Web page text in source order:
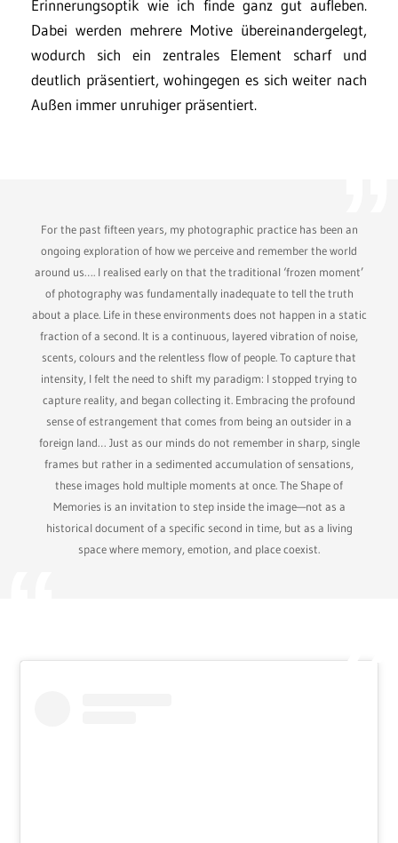
Erinnerungsoptik wie ich finde ganz gut aufleben.
Dabei werden mehrere Motive übereinandergelegt,
wodurch sich ein zentrales Element scharf und
deutlich präsentiert, wohingegen es sich weiter nach
Außen immer unruhiger präsentiert.
For the past fifteen years, my photographic practice has been an
ongoing exploration of how we perceive and remember the world
around us…. I realised early on that the traditional ‘frozen moment’
of photography was fundamentally inadequate to tell the truth
about a place. Life in these environments does not happen in a static
fraction of a second. It is a continuous, layered vibration of noise,
scents, colours and the relentless flow of people. To capture that
intensity, I felt the need to shift my paradigm: I stopped trying to
capture reality, and began collecting it. Embracing the profound
sense of estrangement that comes from being an outsider in a
foreign land… Just as our minds do not remember in sharp, single
frames but rather in a sedimented accumulation of sensations,
these images hold multiple moments at once. The Shape of
Memories is an invitation to step inside the image—not as a
historical document of a specific second in time, but as a living
space where memory, emotion, and place coexist.